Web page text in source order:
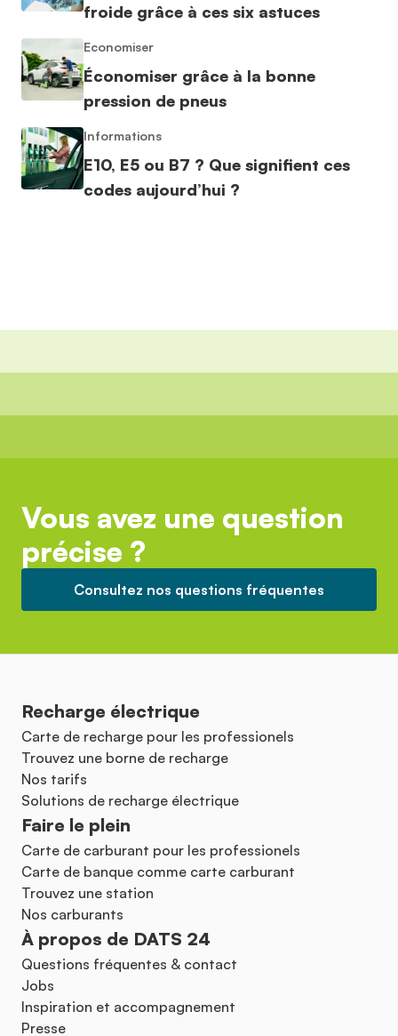
froide grâce à ces six astuces
Economiser
Économiser grâce à la bonne
pression de pneus
Informations
E10, E5 ou B7 ? Que signifient ces
codes aujourd’hui ?
Vous avez une question
précise ?
Consultez nos questions fréquentes
Recharge électrique
Carte de recharge pour les professionels
Trouvez une borne de recharge
Nos tarifs
Solutions de recharge électrique
Faire le plein
Carte de carburant pour les professionels
Carte de banque comme carte carburant
Trouvez une station
Nos carburants
À propos de DATS 24
Questions fréquentes & contact
Jobs
Inspiration et accompagnement
Presse